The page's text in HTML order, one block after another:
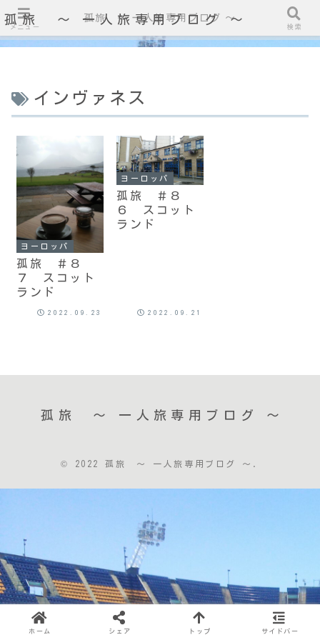
孤旅 〜 一人旅専用ブログ ～
インヴァネス
ヨーロッパ
孤旅 ＃８
７ スコット
ランド
2022.09.23
ヨーロッパ
孤旅 ＃８
６ スコット
ランド
2022.09.21
孤旅 〜 一人旅専用ブログ ～
© 2022 孤旅 〜 一人旅専用ブログ ～.
メニュー
孤旅 〜 一人旅専用ブログ ～
検索
ホーム シェア トップ サイドバー